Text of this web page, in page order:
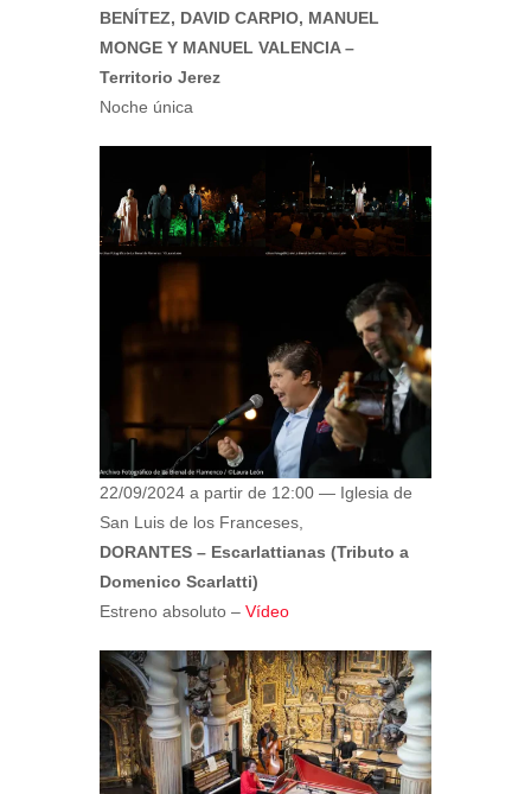
BENÍTEZ, DAVID CARPIO, MANUEL
MONGE Y MANUEL VALENCIA –
Territorio Jerez
Noche única
22/09/2024 a partir de 12:00 — Iglesia de
San Luis de los Franceses,
DORANTES – Escarlattianas (Tributo a
Domenico Scarlatti)
Estreno absoluto – Vídeo